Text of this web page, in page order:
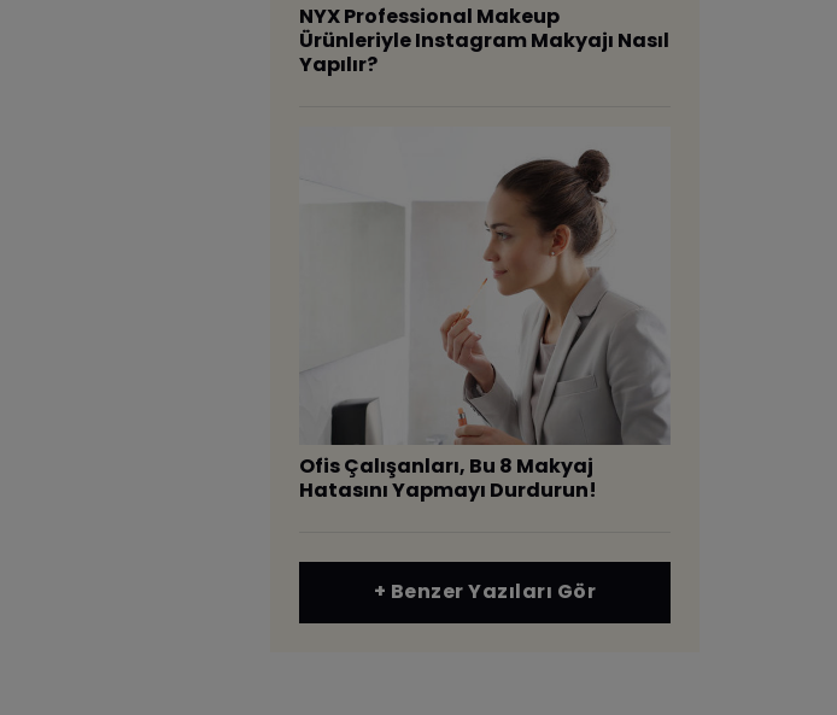
NYX Professional Makeup
Ürünleriyle Instagram Makyajı Nasıl
Yapılır?
Ofis Çalışanları, Bu 8 Makyaj
Hatasını Yapmayı Durdurun!
+ Benzer Yazıları Gör